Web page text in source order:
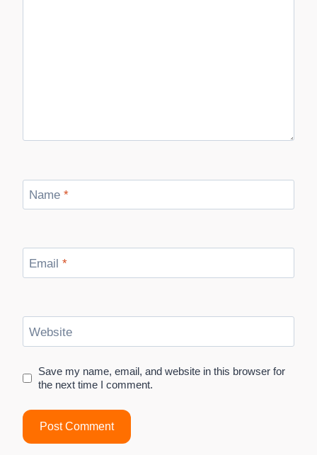
Name *
Email *
Website
Save my name, email, and website in this browser for
the next time I comment.